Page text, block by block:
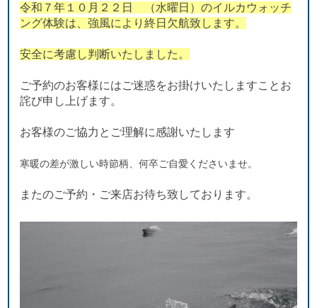
令和７年１０月２２日 （水曜日）のイルカウォッチ
ング体験は、強風により終日欠航致します。
安全に考慮し判断いたしました。
ご予約のお客様にはご迷惑をお掛けいたしますことお
詫び申し上げます。
お客様のご協力とご理解に感謝いたします
寒暖の差が激しい時節柄、何卒ご自愛くださいませ。
またのご予約・ご来店お待ち致しております。